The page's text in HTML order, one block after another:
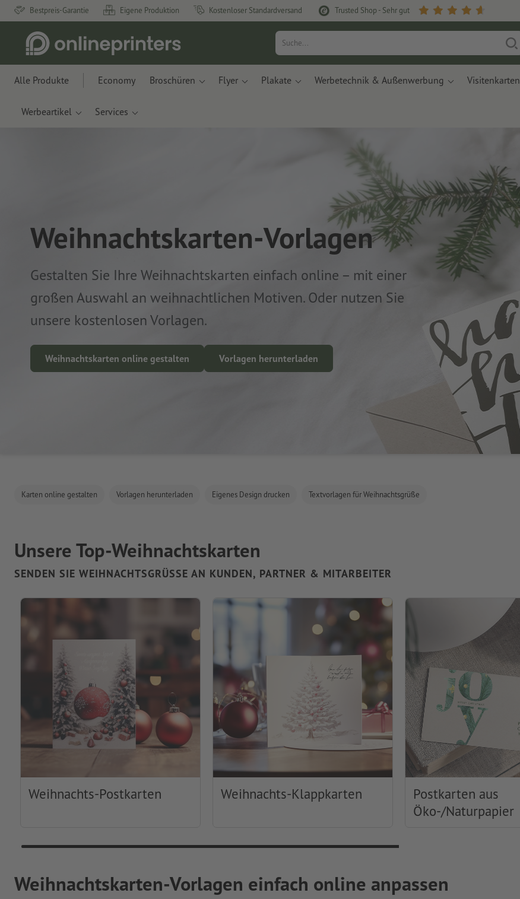
Bestpreis-Garantie Eigene Produktion Kostenloser Standardversand Trusted Shop - Sehr gut
Alle Produkte Economy Broschüren Flyer Plakate Werbetechnik & Außenwerbung Visitenkarten
Werbeartikel Services
Weihnachtskarten-Vorlagen
Gestalten Sie Ihre Weihnachtskarten einfach online – mit einer
großen Auswahl an weihnachtlichen Motiven. Oder nutzen Sie
unsere kostenlosen Vorlagen.
Weihnachtskarten online gestalten Vorlagen herunterladen
Karten online gestalten Vorlagen herunterladen Eigenes Design drucken Textvorlagen für Weihnachtsgrüße
Unsere Top-Weihnachtskarten
SENDEN SIE WEIHNACHTSGRÜSSE AN KUNDEN, PARTNER & MITARBEITER
Weihnachts-Postkarten Weihnachts-Klappkarten
Postkarten aus
Öko-/Naturpapier
Weihnachtskarten-Vorlagen einfach online anpassen